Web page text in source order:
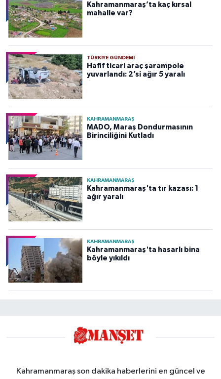
Kahramanmaraş’ta kaç kırsal
mahalle var?
TÜRKIYE GÜNDEMI
Hafif ticari araç şarampole
yuvarlandı: 2’si ağır 5 yaralı
KAHRAMANMARAŞ
MADO, Maraş Dondurmasının
Birinciliğini Kutladı
KAHRAMANMARAŞ
Kahramanmaraş'ta tır kazası: 1
ağır yaralı
KAHRAMANMARAŞ
Kahramanmaraş'ta hasarlı bina
böyle yıkıldı
Kahramanmaraş son dakika haberlerini en güncel ve